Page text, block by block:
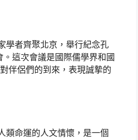
學者齊聚北京，舉行紀念孔
這次會議是國際儒學界和國
伴侶們的到來，表現誠摯的
類命運的人文情懷，是一個